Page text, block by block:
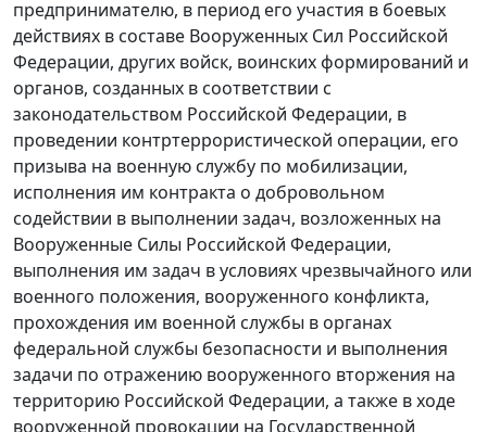
предпринимателю, в период его участия в боевых
действиях в составе Вооруженных Сил Российской
Федерации, других войск, воинских формирований и
органов, созданных в соответствии с
законодательством Российской Федерации, в
проведении контртеррористической операции, его
призыва на военную службу по мобилизации,
исполнения им контракта о добровольном
содействии в выполнении задач, возложенных на
Вооруженные Силы Российской Федерации,
выполнения им задач в условиях чрезвычайного или
военного положения, вооруженного конфликта,
прохождения им военной службы в органах
федеральной службы безопасности и выполнения
задачи по отражению вооруженного вторжения на
территорию Российской Федерации, а также в ходе
вооруженной провокации на Государственной